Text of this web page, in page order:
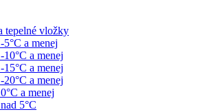
tepelné vložky
a menej
a menej
a menej
a menej
a menej
5°C